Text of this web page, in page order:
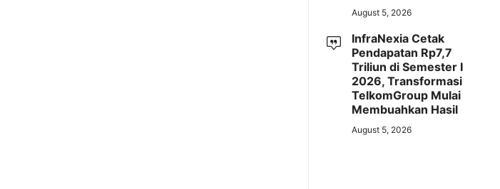
August 5, 2026
InfraNexia Cetak
Pendapatan Rp7,7
Triliun di Semester I
2026, Transformasi
TelkomGroup Mulai
Membuahkan Hasil
August 5, 2026